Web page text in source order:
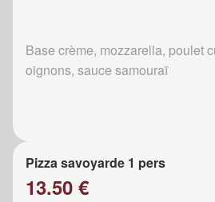
Base crème, mozzarella, poulet
oignons, sauce samouraï
Pizza savoyarde 1 pers
13.50 €